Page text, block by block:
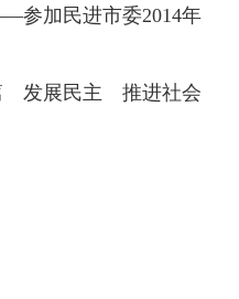
参加民进市委2014年
发展民主 推进社会